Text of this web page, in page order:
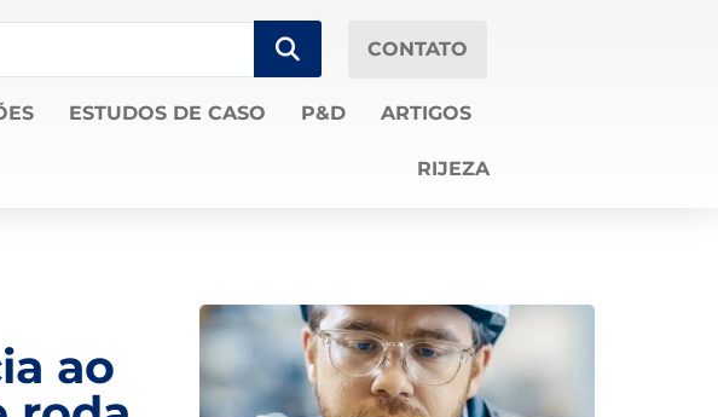
CONTATO
ESTUDOS DE CASO P&D ARTIGOS
RIJEZA
ao